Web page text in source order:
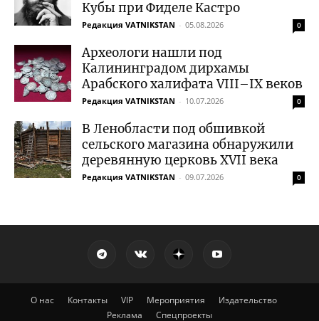
Кубы при Фиделе Кастро
Редакция VATNIKSTAN - 05.08.2026 0
Археологи нашли под
Калининградом дирхамы
Арабского халифата VIII–IX веков
Редакция VATNIKSTAN - 10.07.2026 0
В Ленобласти под обшивкой
сельского магазина обнаружили
деревянную церковь XVII века
Редакция VATNIKSTAN - 09.07.2026 0
О нас Контакты VIP Мероприятия
Издательство
Реклама
Спецпроекты